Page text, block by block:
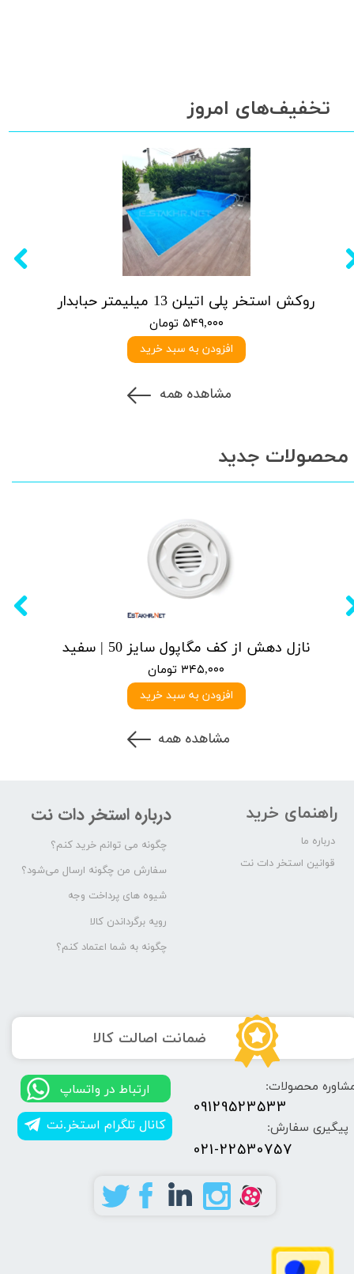
روکش استخر پلی اتیلن 13 میلیمتر حبابدار
۵۴۹,۰۰۰ تومان
افزودن به سبد خرید
تخفیف‌های امروز
مشاهده همه
نازل دهش از کف مگاپول سایز 50 | سفید
۳۴۵,۰۰۰ تومان
افزودن به سبد خرید
محصولات جدید
مشاهده همه
راهنمای خرید درباره استخر دات نت
درباره ما
قوانین استخر دات نت
چگونه می توانم خرید کنم؟
سفارش من چگونه ارسال می‌شود؟
شیوه های پرداخت وجه
رویه برگرداندن کالا
چگونه به شما اعتماد کنم؟
پیگیری سفارش:
021-22530757
کانال تلگرام استخر.نت
محصولات:
09129523533
​​ارتباط در واتساپ
​ضمانت اصالت کالا